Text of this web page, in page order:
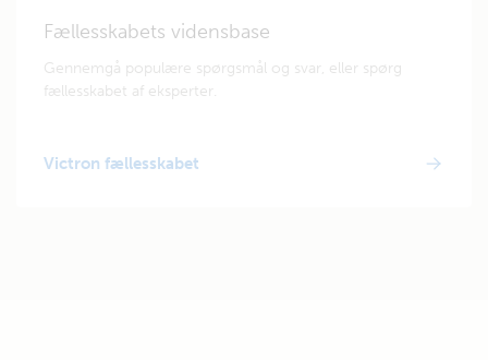
Fællesskabets vidensbase
Gennemgå populære spørgsmål og svar, eller spørg
fællesskabet af eksperter.
Victron fællesskabet